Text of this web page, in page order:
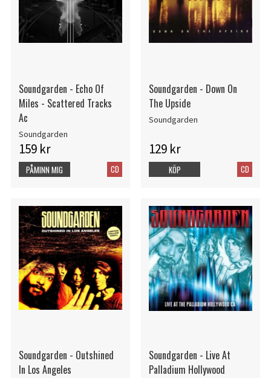
Soundgarden - Echo Of
Miles - Scattered Tracks
Ac
Soundgarden
159 kr
CD
PÅMINN MIG
Soundgarden - Down On
The Upside
Soundgarden
129 kr
CD
KÖP
Soundgarden - Outshined
In Los Angeles
Soundgarden - Live At
Palladium Hollywood